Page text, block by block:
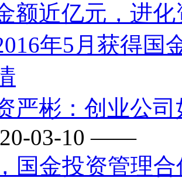
额近亿元，进
年5月获得国
严彬：创业公
03-10 ——
国金投资管理